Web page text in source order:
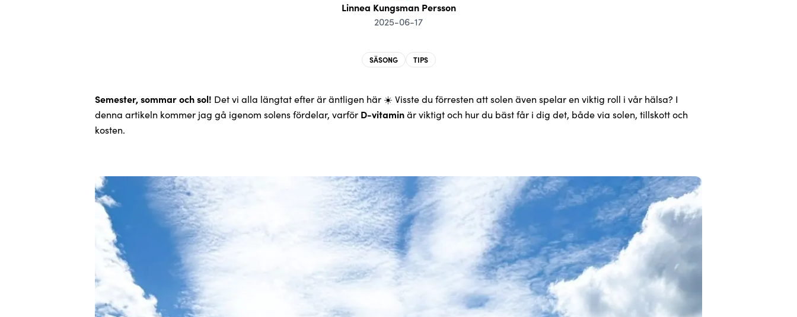
Linnea Kungsman Persson
2025-06-17
SÄSONG TIPS
Semester, sommar och sol! Det vi alla längtat efter är äntligen här ☀️ Visste du förresten att solen även spelar en viktig roll i vår hälsa? I
denna artikeln kommer jag gå igenom solens fördelar, varför D-vitaminär viktigt och hur du bäst får i dig det, både via solen, tillskott och
kosten.